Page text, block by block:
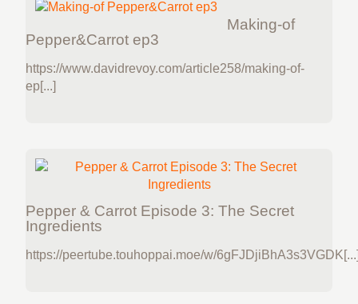
Making-of
Pepper&Carrot ep3
https://www.davidrevoy.com/article258/making-of-
ep[...]
Pepper & Carrot Episode 3: The Secret
Ingredients
https://peertube.touhoppai.moe/w/